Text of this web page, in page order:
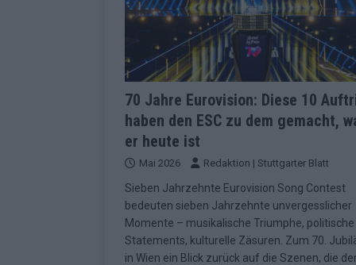
[ Mai 2026 ] ESC-Finale komplett: 20
Überblick EUROVISION
[ Mai 2026 ] ESC 2026: JJ performt
[ Mai 2026 ] Quoten vor ESC-
überrascht negativ
[ Juni 2026 ] Neue Themenwelt,
Highlights
[ Mai 2026 ] DARA gewinnt verdient,
Fazit zum ESC 2026 KOMMENTAR
70 Jahre Eurovision: Diese 10
haben den ESC zu dem gemacht,
er heute ist
Mai 2026 Redaktion | Stuttgarter Blatt
Sieben Jahrzehnte Eurovision Song Contest
bedeuten sieben Jahrzehnte unvergesslicher
Momente – musikalische Triumphe, politische
Statements, kulturelle Zäsuren. Zum 70.
in Wien ein Blick zurück auf die Szenen, die